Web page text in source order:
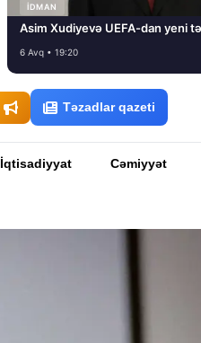
İDMAN
Asim Xudiyevə UEFA-dan yeni
6 Avq • 19:20
Təzadlar qazeti
İqtisadiyyat Cəmiyyət